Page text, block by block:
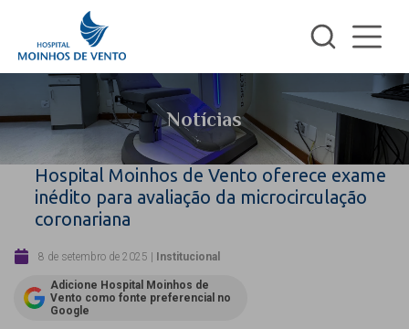
Notícias
Hospital Moinhos de Vento oferece exame
inédito para avaliação da microcirculação
coronariana
8 de setembro de 2025 | Institucional
Adicione Hospital Moinhos de
Vento como fonte preferencial no
Google